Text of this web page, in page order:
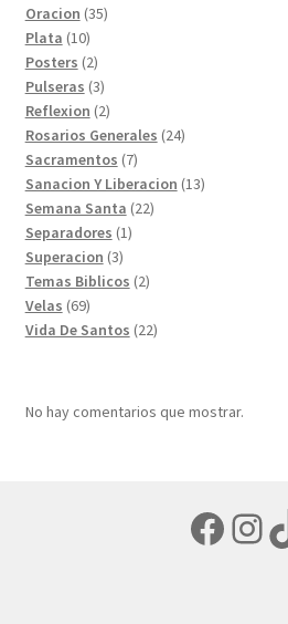
productos
Oracion 3535
Plata 1010
productos
Posters 22
productos
Pulseras 33
productos
Reflexion 22
productos
Rosarios Generales 2424
Sacramentos 77
productos
Sanacion Y Liberacion 1313
Semana Santa 2222
Separadores 11
Superacion 33
productos
Temas Biblicos 22
Velas 6969
productos
Vida De Santos 2222
No hay comentarios que mostrar.